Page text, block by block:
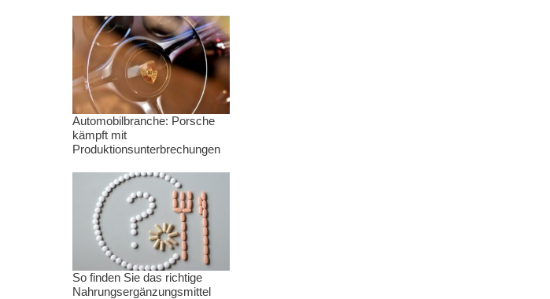
Automobilbranche: Porsche
kämpft mit
Produktionsunterbrechungen
So finden Sie das richtige
Nahrungsergänzungsmittel